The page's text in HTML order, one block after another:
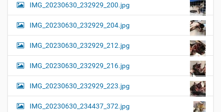
IMG_20230630_232929_200.jpg
IMG_20230630_232929_204.jpg
IMG_20230630_232929_212.jpg
IMG_20230630_232929_216.jpg
IMG_20230630_232929_223.jpg
IMG_20230630_234437_372.jpg